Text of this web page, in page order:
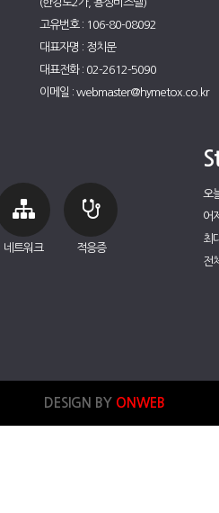
고유번호 : 106-80-08092
대표자명 : 정치문
대표전화 : 02-2612-5090
이메일 : webmaster@hymetox.co.kr
네트워크 적응증
오
어
최
전
DESIGN BY ONWEB